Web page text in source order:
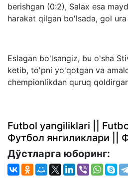
berishgan (0:2), Salax esa
harakat qilgan bo'lsada, gol
Eslagan bo'lsangiz, bu o'sha
ketib, to'pni yo'qotgan va
chempionlikdan quruq
Futbol yangiliklari ||
Футбол янгиликлари ||
Дўстларга юборинг: